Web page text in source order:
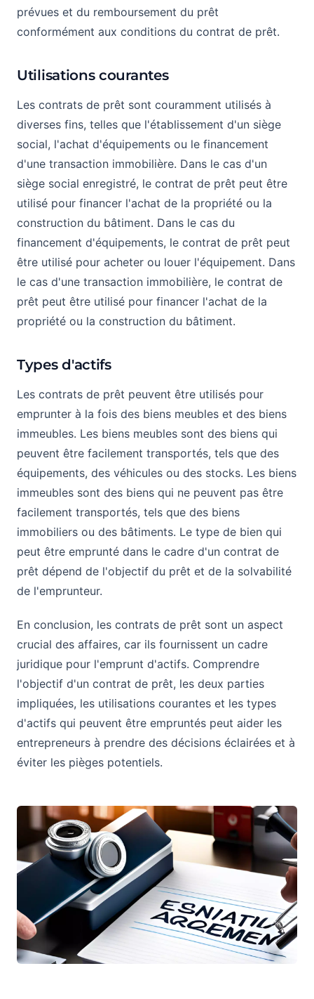
prévues et du remboursement du prêt
conformément aux conditions du contrat de prêt.
Utilisations courantes
Les contrats de prêt sont couramment utilisés à
diverses fins, telles que l'établissement d'un siège
social, l'achat d'équipements ou le financement
d'une transaction immobilière. Dans le cas d'un
siège social enregistré, le contrat de prêt peut être
utilisé pour financer l'achat de la propriété ou la
construction du bâtiment. Dans le cas du
financement d'équipements, le contrat de prêt peut
être utilisé pour acheter ou louer l'équipement. Dans
le cas d'une transaction immobilière, le contrat de
prêt peut être utilisé pour financer l'achat de la
propriété ou la construction du bâtiment.
Types d'actifs
Les contrats de prêt peuvent être utilisés pour
emprunter à la fois des biens meubles et des biens
immeubles. Les biens meubles sont des biens qui
peuvent être facilement transportés, tels que des
équipements, des véhicules ou des stocks. Les biens
immeubles sont des biens qui ne peuvent pas être
facilement transportés, tels que des biens
immobiliers ou des bâtiments. Le type de bien qui
peut être emprunté dans le cadre d'un contrat de
prêt dépend de l'objectif du prêt et de la solvabilité
de l'emprunteur.
En conclusion, les contrats de prêt sont un aspect
crucial des affaires, car ils fournissent un cadre
juridique pour l'emprunt d'actifs. Comprendre
l'objectif d'un contrat de prêt, les deux parties
impliquées, les utilisations courantes et les types
d'actifs qui peuvent être empruntés peut aider les
entrepreneurs à prendre des décisions éclairées et à
éviter les pièges potentiels.